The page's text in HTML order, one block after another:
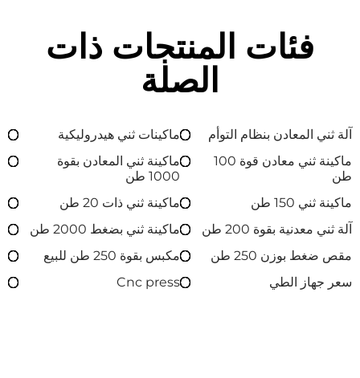
فئات المنتجات ذات
الصلة
آلة ثني المعادن بنظام التوأم
ماكينات ثني هيدروليكية
ماكينة ثني معادن قوة 100
طن
ماكينة ثني المعادن بقوة
1000 طن
ماكينة ثني 150 طن
ماكينة ثني ذات 20 طن
آلة ثني معدنية بقوة 200 طن
ماكينة ثني بضغط 2000 طن
مقص ضغط بوزن 250 طن
مكبس بقوة 250 طن للبيع
سعر جهاز الطي
Cnc press